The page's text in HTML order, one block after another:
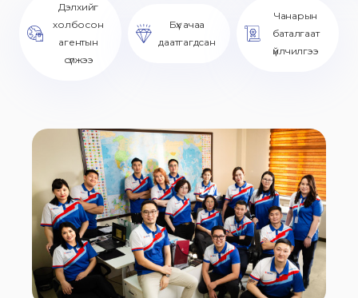
Дэлхийг
холбосон
агентын
сүлжээ
Бүх ачаа
даатгагдсан
Чанарын
баталгаат
үйлчилгээ